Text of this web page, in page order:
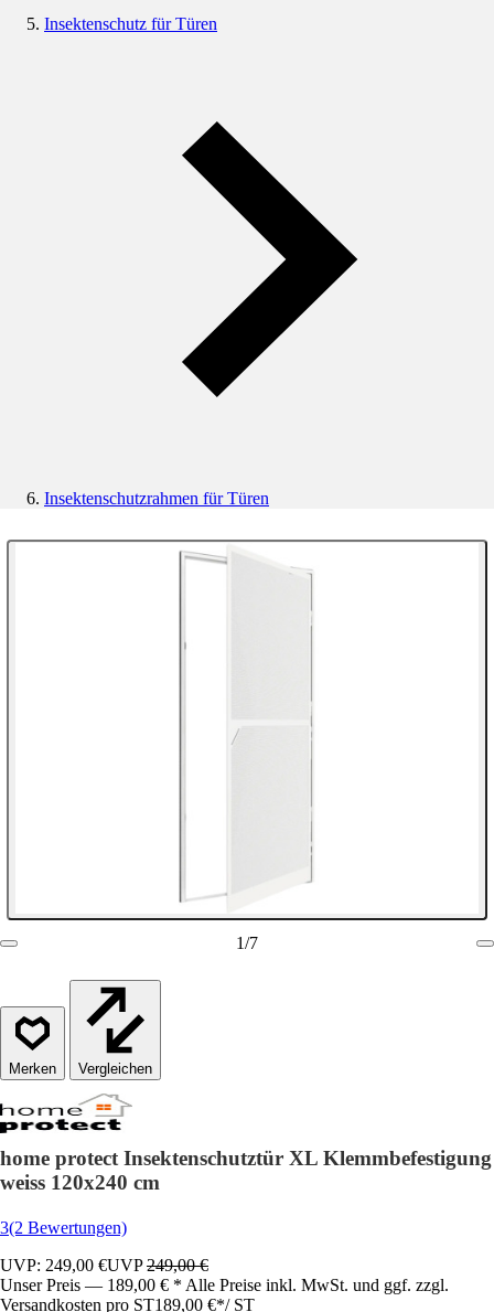
Insektenschutz für Türen
Insektenschutzrahmen für Türen
1/7
Vergleichen
home protect Insektenschutztür XL Klemmbefestigung
weiss 120x240 cm
3(2 Bewertungen)
UVP: 249,00 €UVP249,00 €
Unser Preis — 189,00 € * Alle Preise inkl. MwSt. und ggf. zzgl.
Versandkosten pro ST189,00 €*/ ST